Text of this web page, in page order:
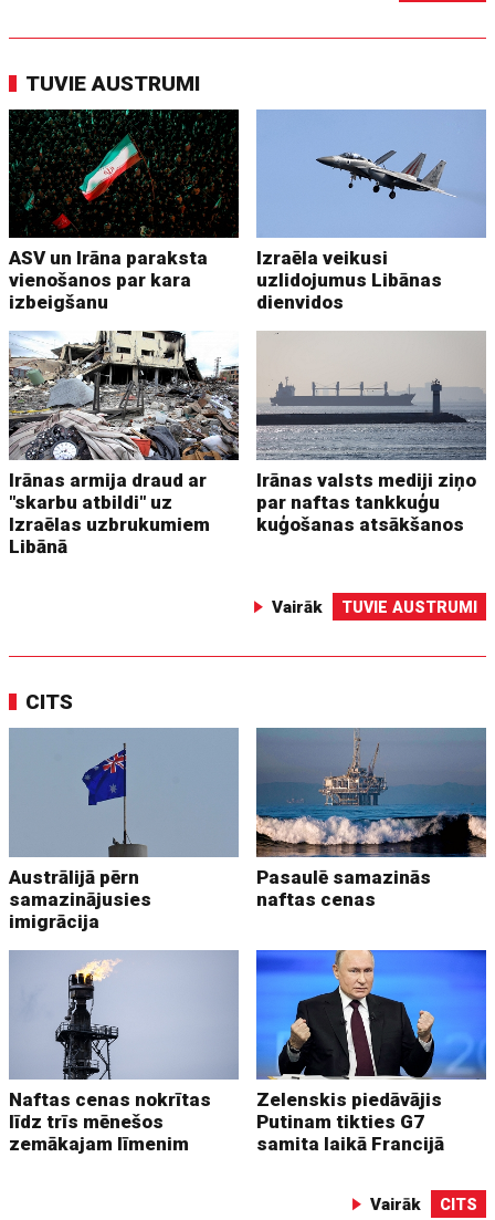
TUVIE AUSTRUMI
ASV un Irāna paraksta
vienošanos par kara
izbeigšanu
Izraēla veikusi
uzlidojumus Libānas
dienvidos
Irānas armija draud ar
"skarbu atbildi" uz
Izraēlas uzbrukumiem
Libānā
Irānas valsts mediji ziņo
par naftas tankkuģu
kuģošanas atsākšanos
Vairāk TUVIE AUSTRUMI
CITS
Austrālijā pērn
samazinājusies
imigrācija
Pasaulē samazinās
naftas cenas
Naftas cenas nokrītas
līdz trīs mēnešos
zemākajam līmenim
Zelenskis piedāvājis
Putinam tikties G7
samita laikā Francijā
Vairāk CITS